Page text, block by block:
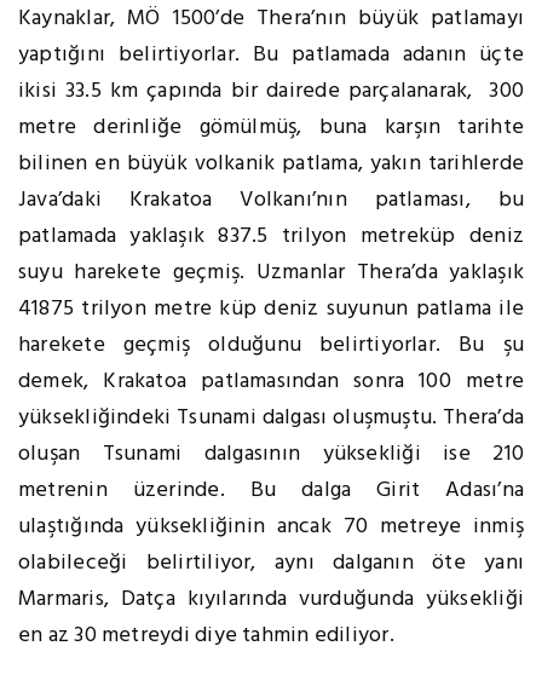
Kaynaklar, MÖ 1500’de Thera’nın büyük patlamayı
yaptığını belirtiyorlar. Bu patlamada adanın üçte
ikisi 33.5 km çapında bir dairede parçalanarak, 300
metre derinliğe gömülmüş, buna karşın tarihte
bilinen en büyük volkanik patlama, yakın tarihlerde
Java’daki Krakatoa Volkanı’nın patlaması, bu
patlamada yaklaşık 837.5 trilyon metreküp deniz
suyu harekete geçmiş. Uzmanlar Thera’da yaklaşık
41875 trilyon metre küp deniz suyunun patlama ile
harekete geçmiş olduğunu belirtiyorlar. Bu şu
demek, Krakatoa patlamasından sonra 100 metre
yüksekliğindeki Tsunami dalgası oluşmuştu. Thera’da
oluşan Tsunami dalgasının yüksekliği ise 210
metrenin üzerinde. Bu dalga Girit Adası’na
ulaştığında yüksekliğinin ancak 70 metreye inmiş
olabileceği belirtiliyor, aynı dalganın öte yanı
Marmaris, Datça kıyılarında vurduğunda yüksekliği
en az 30 metreydi diye tahmin ediliyor.